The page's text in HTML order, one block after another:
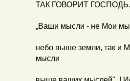
ТАК ГОВОРИТ
„Ваши мысли - не Мои
небо выше земли, так и
мысли